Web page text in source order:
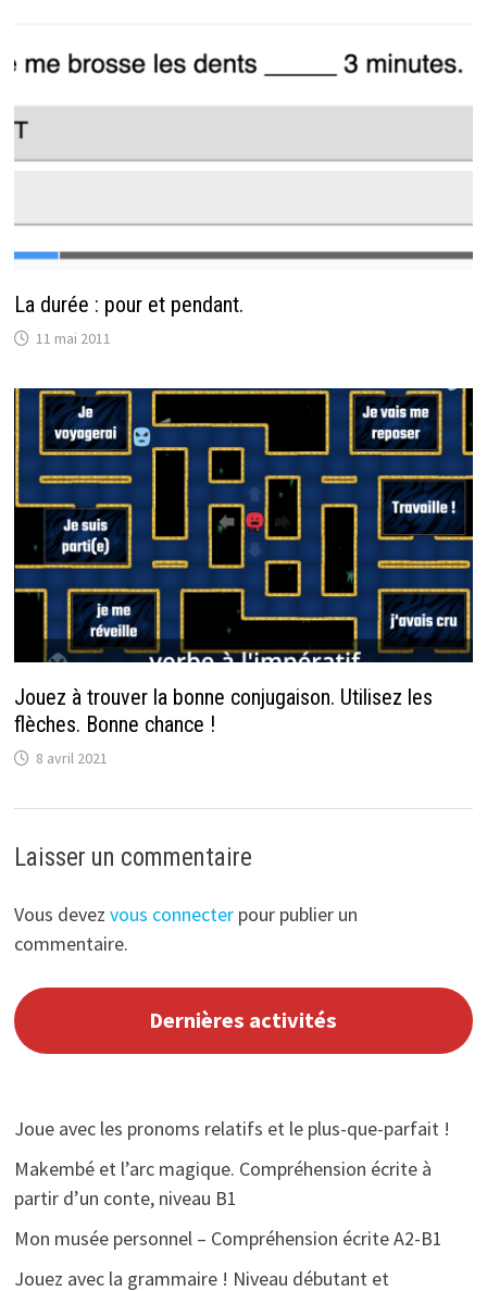
La durée : pour et pendant.
11 mai 2011
Jouez à trouver la bonne conjugaison. Utilisez les
flèches. Bonne chance !
8 avril 2021
Laisser un commentaire
Vous devez vous connecterpour publier un
commentaire.
Dernières activités
Joue avec les pronoms relatifs et le plus-que-parfait !
Makembé et l’arc magique. Compréhension écrite à
partir d’un conte, niveau B1
Mon musée personnel – Compréhension écrite A2-B1
Jouez avec la grammaire ! Niveau débutant et